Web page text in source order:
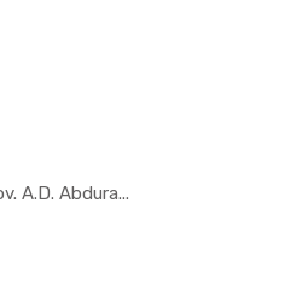
A.D. Abdura...